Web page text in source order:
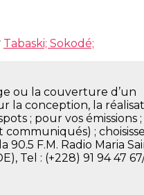
Tabaski; Sokodé;
ou la couverture d’un
la conception, la
; pour vos émissions
communiqués) ;
90.5 F.M. Radio Maria
Tel : (+228) 91 94 47